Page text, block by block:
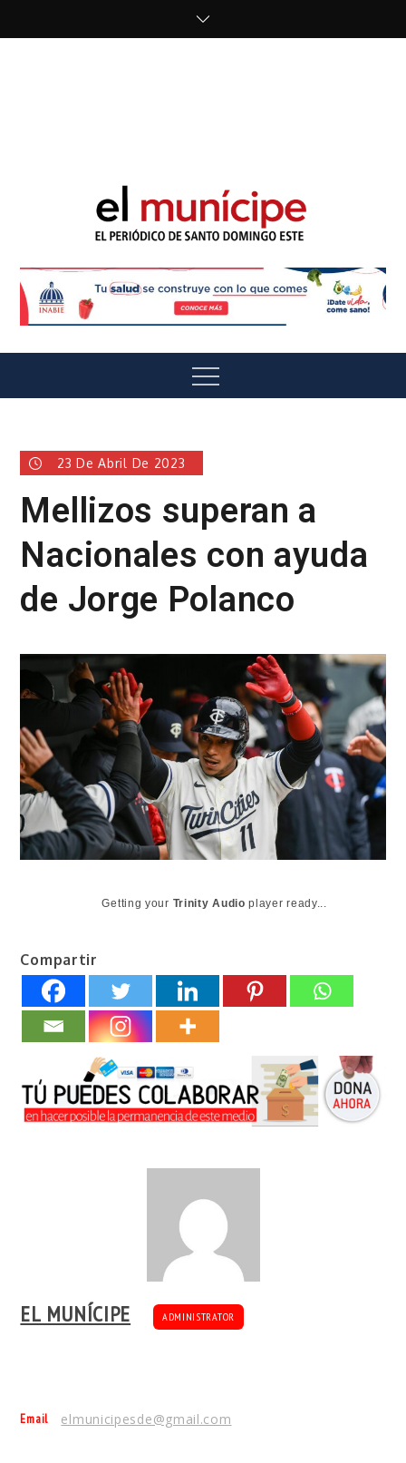
El Munícipe
Menu
23 De Abril De 2023
Mellizos superan a
Nacionales con ayuda
de Jorge Polanco
Getting your Trinity Audio player ready...
Compartir
EL MUNÍCIPE ADMINISTRATOR
Email elmunicipesde@gmail.com